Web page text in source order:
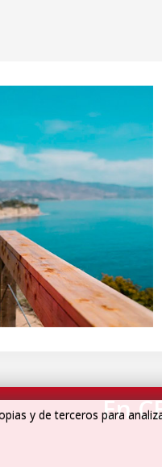
En
y de terceros para